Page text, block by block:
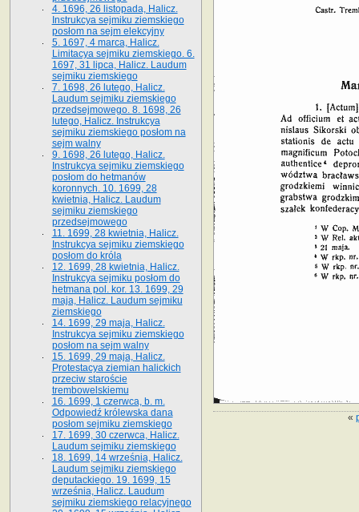
«
4. 1696, 26 listopada, Halicz.
Instrukcya sejmiku ziemskiego
posłom na sejm elekcyjny
5. 1697, 4 marca, Halicz.
Limitacya sejmiku ziemskiego. 6.
1697, 31 lipca, Halicz. Laudum
sejmiku ziemskiego
7. 1698, 26 lutego, Halicz.
Laudum sejmiku ziemskiego
przedsejmowego. 8. 1698, 26
lutego, Halicz. Instrukcya
sejmiku ziemskiego posłom na
sejm walny
9. 1698, 26 lutego, Halicz.
Instrukcya sejmiku ziemskiego
posłom do hetmanów
koronnych. 10. 1699, 28
kwietnia, Halicz. Laudum
sejmiku ziemskiego
przedsejmowego
11. 1699, 28 kwietnia, Halicz.
Instrukcya sejmiku ziemskiego
posłom do króla
12. 1699, 28 kwietnia, Halicz.
Instrukcya sejmiku posłom do
hetmana pol. kor. 13. 1699, 29
maja, Halicz. Laudum sejmiku
ziemskiego
14. 1699, 29 maja, Halicz.
Instrukcya sejmiku ziemskiego
posłom na sejm walny
15. 1699, 29 maja, Halicz.
Protestacya ziemian halickich
przeciw staroście
trembowelskiemu
16. 1699, 1 czerwca, b. m.
Odpowiedź królewska dana
posłom sejmiku ziemskiego
17. 1699, 30 czerwca, Halicz.
Laudum sejmiku ziemskiego
18. 1699, 14 września, Halicz.
Laudum sejmiku ziemskiego
deputackiego. 19. 1699, 15
września, Halicz. Laudum
sejmiku ziemskiego relacyjnego